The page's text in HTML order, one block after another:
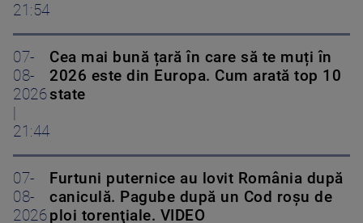
21:54
07-
08-
2026
21:44
Cea mai bună țară în care să te muți în
2026 este din Europa. Cum arată top 10
state
07-
08-
2026
Furtuni puternice au lovit România după
caniculă. Pagube după un Cod roşu de
ploi torenţiale. VIDEO